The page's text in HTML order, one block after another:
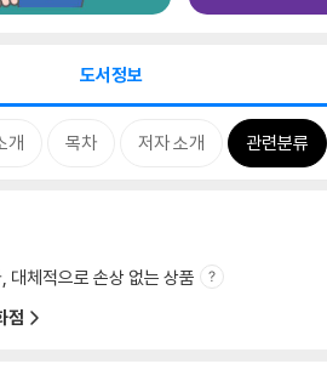
도서정보
개 목차 저자 소개 관련분류
대체적으로 손상 없는 상품
점